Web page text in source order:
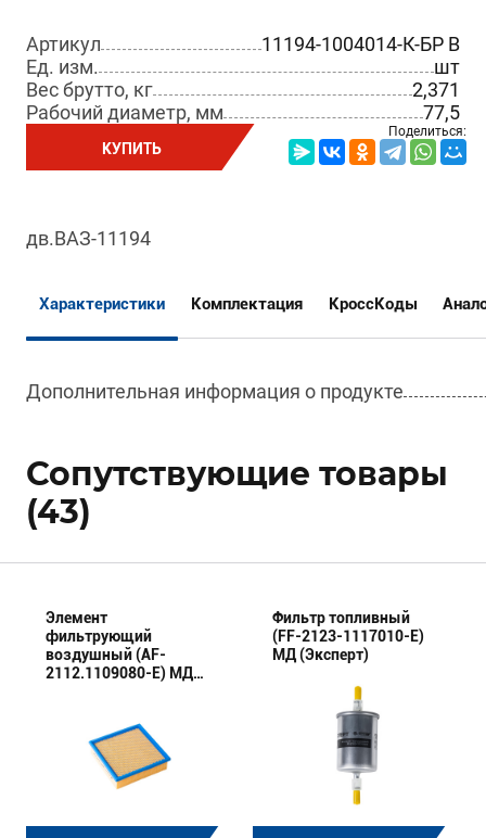
Артикул
11194-1004014-К-БР B
Ед. изм.
шт
Вес брутто, кг
2,371
Рабочий диаметр, мм
77,5
КУПИТЬ
Поделиться:
дв.ВАЗ-11194
Характеристики Комплектация КроссКоды
Дополнительная информация о продукте
Сопутствующие товары
(43)
Элемент
фильтрующий
воздушный (AF-
2112.1109080-E) МД
Фильтр топливный
(FF-2123-1117010-E)
МД (Эксперт)